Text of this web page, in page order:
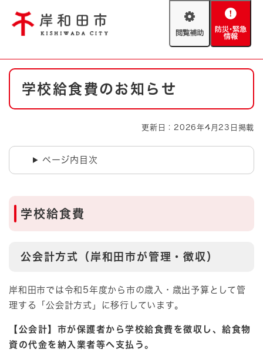
閲
助
防
緊
やさしい日本語
背景色変更 白 黒 青
防災・緊急情報 救急・消防
ハザードマップ AED設置箇所
本
学校給食費のお知らせ
更新日：2026年4月23日掲載
ページ内目次
学校給食費
公会計方式（岸和田市が管理・徴収）
岸和田市では令和5年度から市の歳入・歳出予算として管
理する「公会計方式」に移行しています。
​【公会計】市が保護者から学校給食費を徴収し、給食物
資の代金を納入業者等へ支払う。